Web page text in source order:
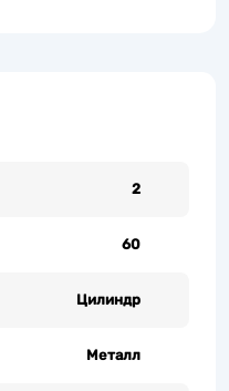
2
60
Цилиндр
Металл